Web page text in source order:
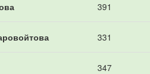
391
331
347